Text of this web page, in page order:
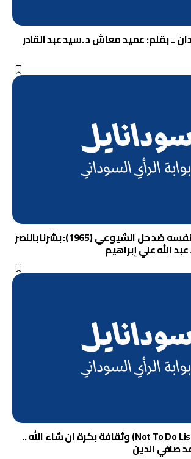
.. بقلم: عميد معاش د .سيد عبد القادر
السماني يشعل نفسه ضد حل الشيوعي (1965): بشرنا بالنصر
الله علي إبراهيم
قائمة الإهمال (Not To Do List) وثقافة بكرة ان شاء الله ..
صافي الدين